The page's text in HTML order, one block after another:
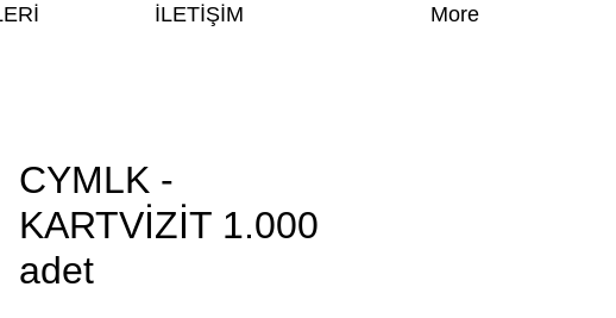
İLETİŞİM More
CYMLK -
KARTVİZİT 1.000
adet